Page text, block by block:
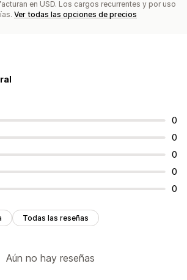
en USD. Los cargos recurrentes y por uso
Ver todas las opciones de precios
0
0
0
0
0
Todas las reseñas
Aún no hay reseñas